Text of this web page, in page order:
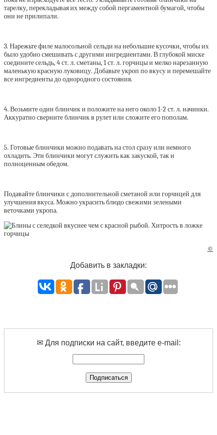
тарелку, перекладывая их между собой пергаментной бумагой, чтобы
они не прилипали.
3. Нарежьте филе малосольной сельди на небольшие кусочки, чтобы их
было удобно смешивать с другими ингредиентами. В глубокой миске
соедините сельдь, 4 ст. л. сметаны, 1 ст. л. горчицы и мелко нарезанную
маленькую красную луковицу. Добавьте укроп по вкусу и перемешайте
все ингредиенты до однородного состояния.
4. Возьмите один блинчик и положите на него около 1-2 ст. л. начинки.
Аккуратно сверните блинчик в рулет или сложите его пополам.
5. Готовые блинчики можно подавать на стол сразу или немного
охладить. Эти блинчики могут служить как закуской, так и
полноценным обедом.
Подавайте блинчики с дополнительной сметаной или горчицей для
улучшения вкуса. Можно украсить блюдо свежими зелеными
веточками укропа.
©
Добавить в закладки:
✉ Для подписки на сайт, введите e-mail: